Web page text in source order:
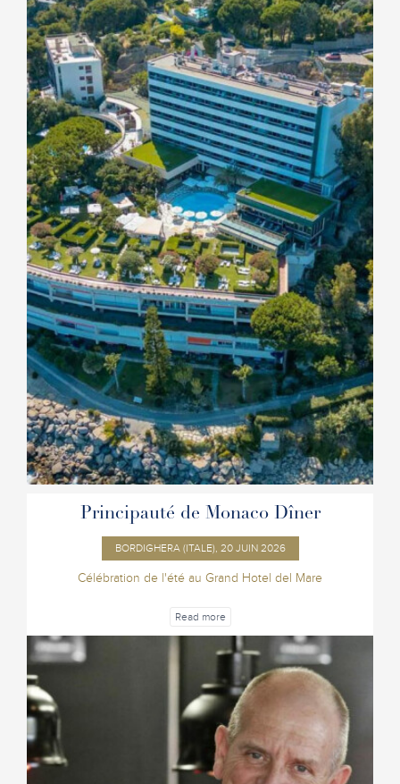
Principauté de Monaco Dîner
BORDIGHERA (ITALE), 20 JUIN 2026
Célébration de l'été au Grand Hotel del Mare
Read more